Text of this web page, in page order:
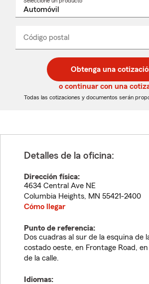
desplegable
Código postal
de
5
dígitos
de
5
dígitos
_____
Obtenga una
o continuar con una
Todas las cotizaciones y documentos serán
Detalles de la oficina:
Dirección física:
4634 Central Ave NE
Columbia Heights, MN 55421-2400
Cómo llegar
Punto de referencia:
Dos cuadras al sur de la esquina de
costado oeste, en Frontage Road,
de la calle.
Idiomas: